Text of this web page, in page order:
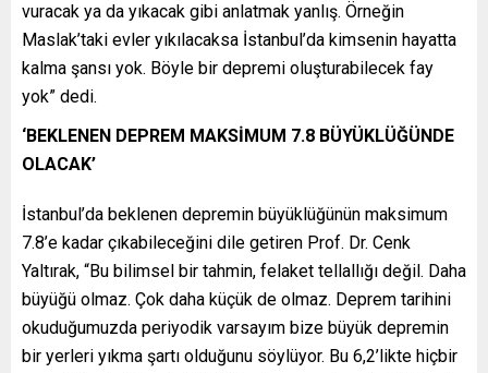
vuracak ya da yıkacak gibi anlatmak yanlış. Örneğin
Maslak’taki evler yıkılacaksa İstanbul’da kimsenin hayatta
kalma şansı yok. Böyle bir depremi oluşturabilecek fay
yok” dedi.
‘BEKLENEN DEPREM MAKSİMUM 7.8 BÜYÜKLÜĞÜNDE
OLACAK’
İstanbul’da beklenen depremin büyüklüğünün maksimum
7.8’e kadar çıkabileceğini dile getiren Prof. Dr. Cenk
Yaltırak, “Bu bilimsel bir tahmin, felaket tellallığı değil. Daha
büyüğü olmaz. Çok daha küçük de olmaz. Deprem tarihini
okuduğumuzda periyodik varsayım bize büyük depremin
bir yerleri yıkma şartı olduğunu söylüyor. Bu 6,2’likte hiçbir